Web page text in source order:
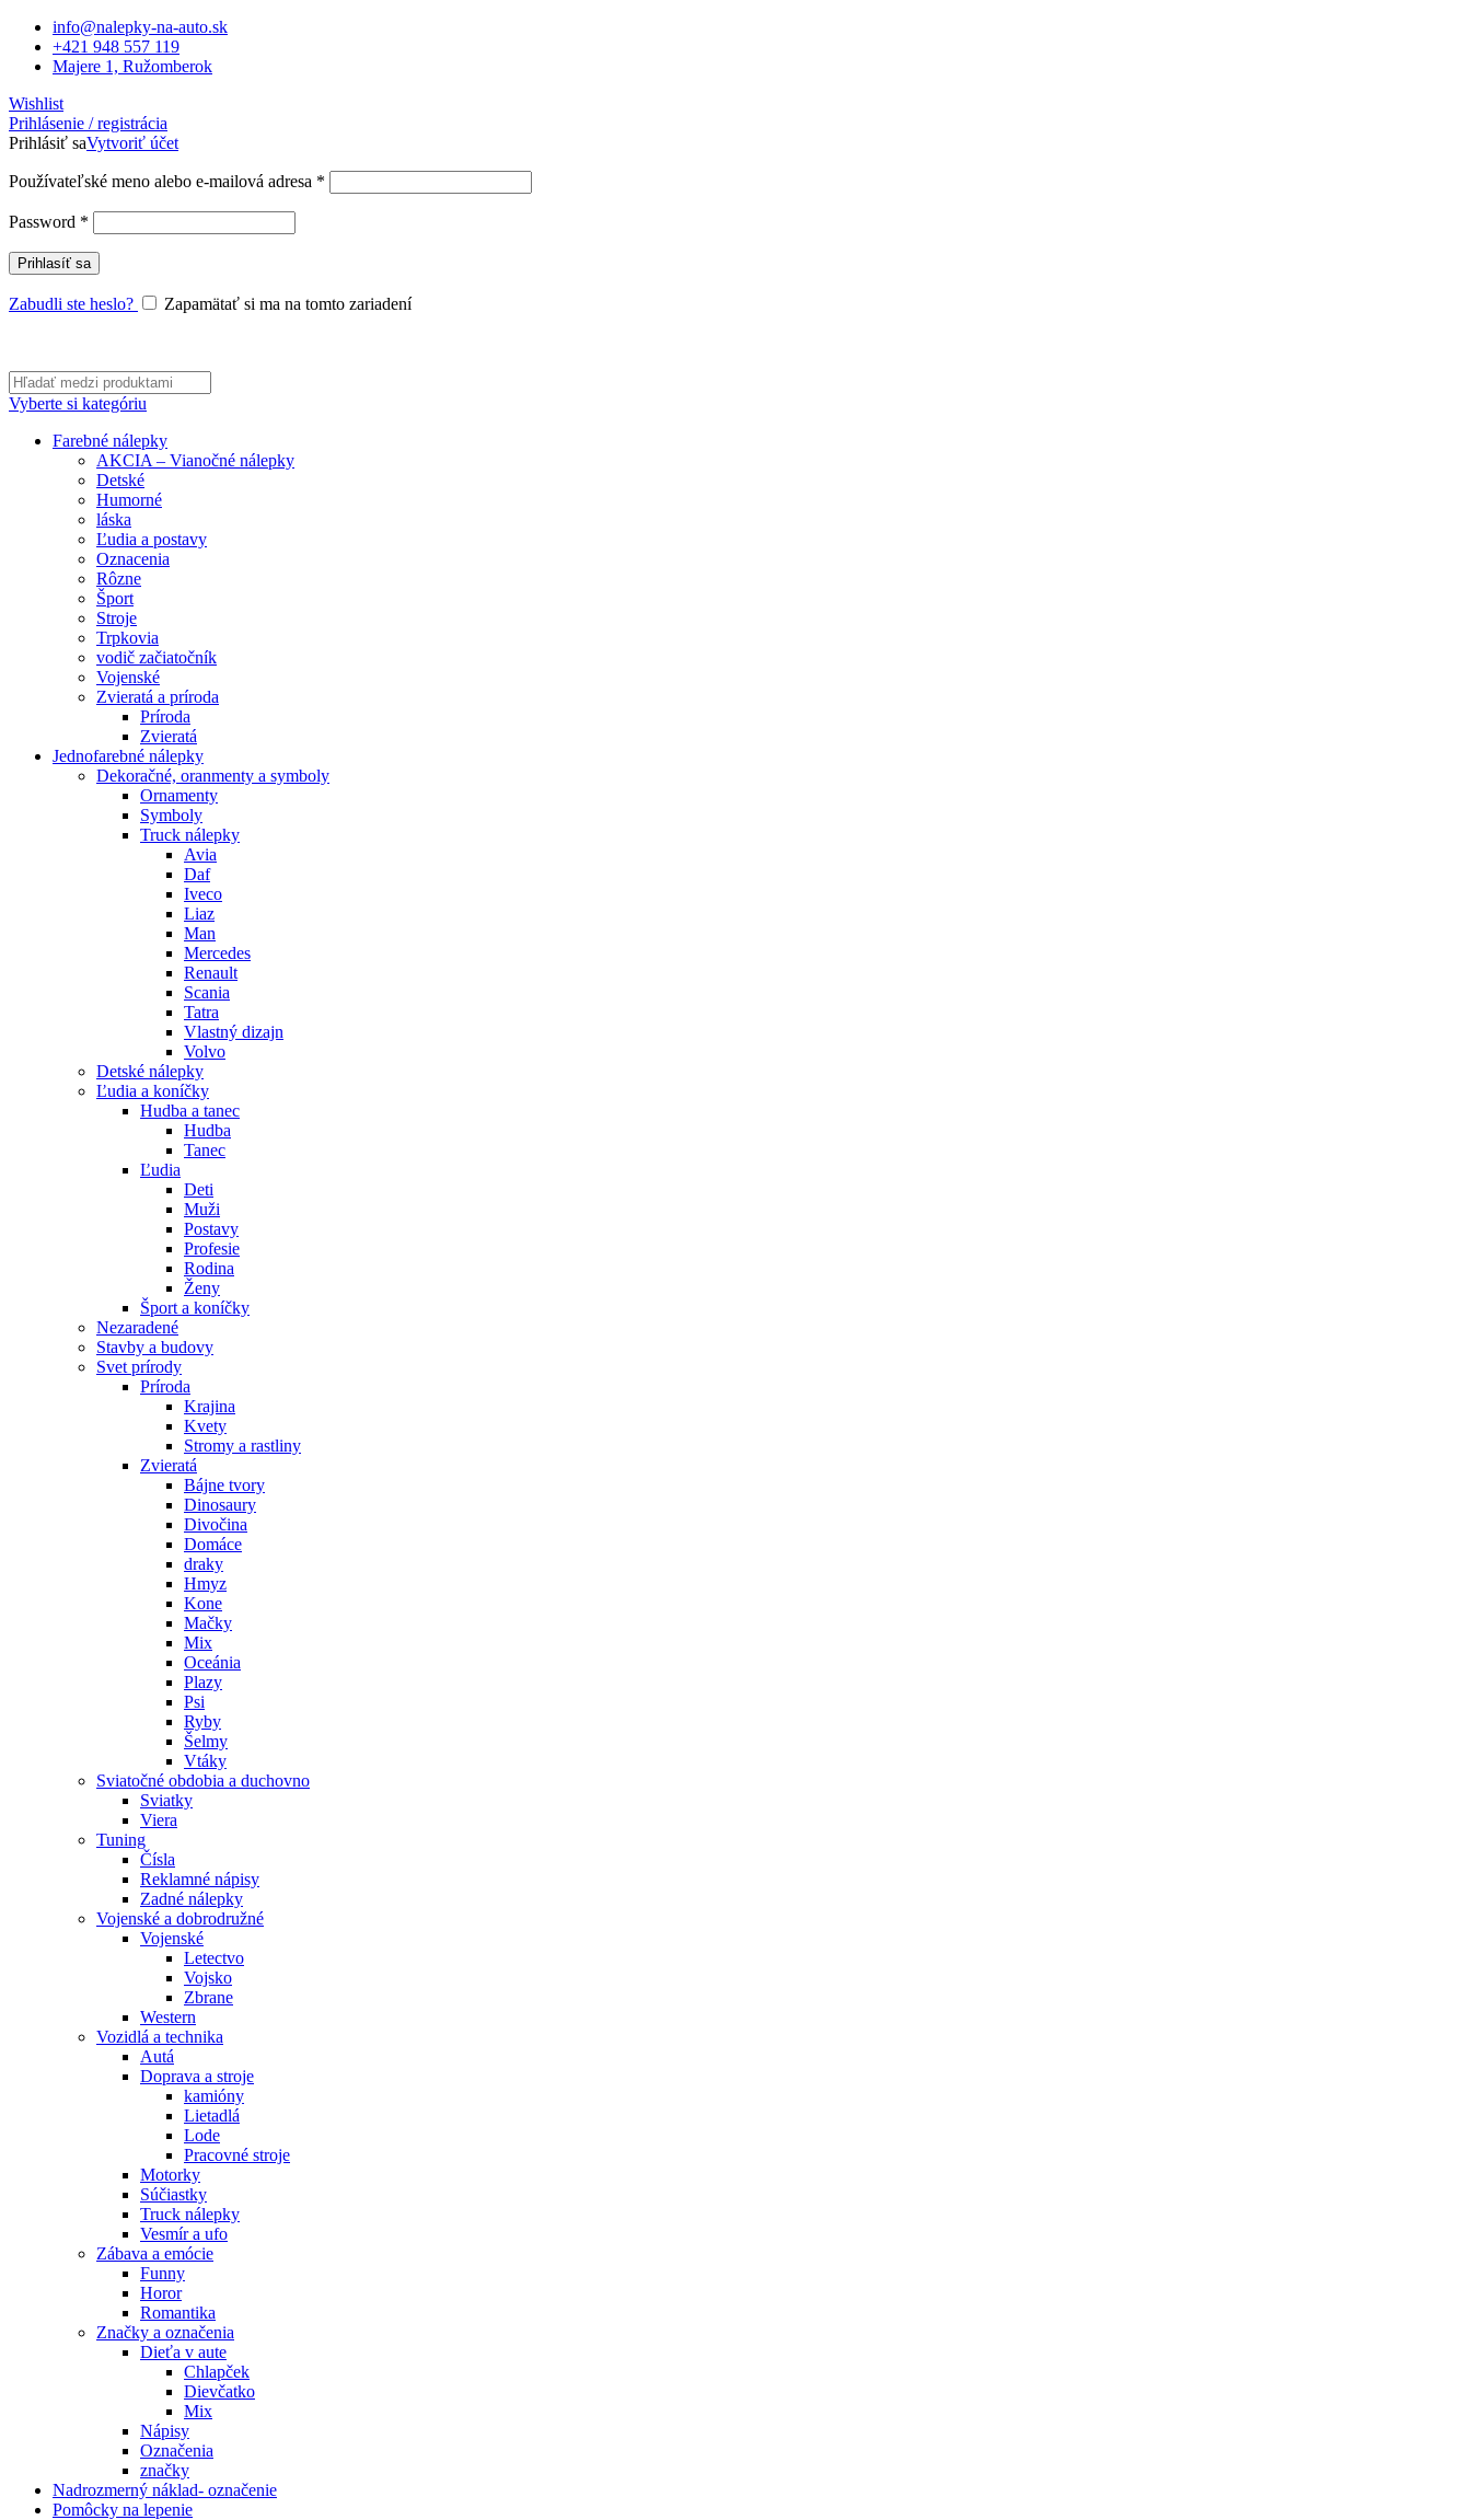
info@nalepky-na-auto.sk
+421 948 557 119
Majere 1, Ružomberok
Wishlist
Prihlásenie / registrácia
Prihlásiť saVytvoriť účet
Používateľské meno alebo e-mailová adresa *
Password *
Prihlasíť sa
Zabudli ste heslo? Zapamätať si ma na tomto zariadení
Vyberte si kategóriu
Farebné nálepky
AKCIA – Vianočné nálepky
Detské
Humorné
láska
Ľudia a postavy
Oznacenia
Rôzne
Šport
Stroje
Trpkovia
vodič začiatočník
Vojenské
Zvieratá a príroda
Príroda
Zvieratá
Jednofarebné nálepky
Dekoračné, oranmenty a symboly
Ornamenty
Symboly
Truck nálepky
Avia
Daf
Iveco
Liaz
Man
Mercedes
Renault
Scania
Tatra
Vlastný dizajn
Volvo
Detské nálepky
Ľudia a koníčky
Hudba a tanec
Hudba
Tanec
Ľudia
Deti
Muži
Postavy
Profesie
Rodina
Ženy
Šport a koníčky
Nezaradené
Stavby a budovy
Svet prírody
Príroda
Krajina
Kvety
Stromy a rastliny
Zvieratá
Bájne tvory
Dinosaury
Divočina
Domáce
draky
Hmyz
Kone
Mačky
Mix
Oceánia
Plazy
Psi
Ryby
Šelmy
Vtáky
Sviatočné obdobia a duchovno
Sviatky
Viera
Tuning
Čísla
Reklamné nápisy
Zadné nálepky
Vojenské a dobrodružné
Vojenské
Letectvo
Vojsko
Zbrane
Western
Vozidlá a technika
Autá
Doprava a stroje
kamióny
Lietadlá
Lode
Pracovné stroje
Motorky
Súčiastky
Truck nálepky
Vesmír a ufo
Zábava a emócie
Funny
Horor
Romantika
Značky a označenia
Dieťa v aute
Chlapček
Dievčatko
Mix
Nápisy
Označenia
značky
Nadrozmerný náklad- označenie
Pomôcky na lepenie